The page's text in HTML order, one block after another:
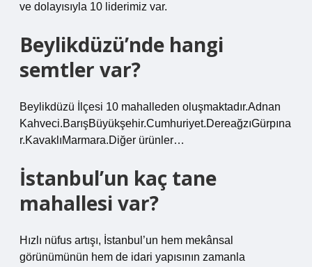
ve dolayısıyla 10 liderimiz var.
Beylikdüzü’nde hangi
semtler var?
Beylikdüzü İlçesi 10 mahalleden oluşmaktadır.Adnan
Kahveci.BarışBüyükşehir.Cumhuriyet.DereağzıGürpına
r.KavaklıMarmara.Diğer ürünler…
İstanbul’un kaç tane
mahallesi var?
Hızlı nüfus artışı, İstanbul’un hem mekânsal
görünümünün hem de idari yapısının zamanla